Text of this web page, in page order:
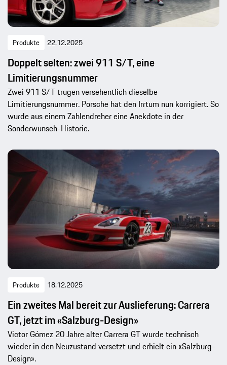
Produkte 22.12.2025
Doppelt selten: zwei 911 S/T, eine
Limitierungsnummer
Zwei 911 S/T trugen versehentlich dieselbe
Limitierungsnummer. Porsche hat den Irrtum nun korrigiert. So
wurde aus einem Zahlendreher eine Anekdote in der
Sonderwunsch-Historie.
Produkte 18.12.2025
Ein zweites Mal bereit zur Auslieferung: Carrera
GT, jetzt im «Salzburg-Design»
Victor Gómez 20 Jahre alter Carrera GT wurde technisch
wieder in den Neuzustand versetzt und erhielt ein «Salzburg-
Design».